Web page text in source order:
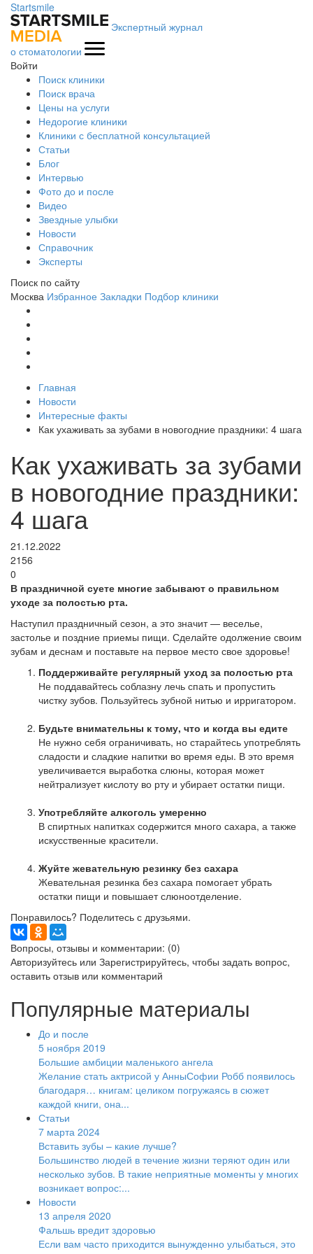
Startsmile
Экспертный журнал
о стоматологии
Войти
Поиск клиники
Поиск врача
Цены на услуги
Недорогие клиники
Клиники с бесплатной консультацией
Статьи
Блог
Интервью
Фото до и после
Видео
Звездные улыбки
Новости
Справочник
Эксперты
Поиск по сайту
Москва Избранное Закладки Подбор клиники
Главная
Новости
Интересные факты
Как ухаживать за зубами в новогодние праздники: 4 шага
Как ухаживать за зубами
в новогодние праздники:
4 шага
21.12.2022
2156
0
В праздничной суете многие забывают о правильном
уходе за полостью рта.
Наступил праздничный сезон, а это значит — веселье,
застолье и поздние приемы пищи. Сделайте одолжение своим
зубам и деснам и поставьте на первое место свое здоровье!
Поддерживайте регулярный уход за полостью рта
Не поддавайтесь соблазну лечь спать и пропустить
чистку зубов. Пользуйтесь зубной нитью и ирригатором.
Будьте внимательны к тому, что и когда вы едите
Не нужно себя ограничивать, но старайтесь употреблять
сладости и сладкие напитки во время еды. В это время
увеличивается выработка слюны, которая может
нейтрализует кислоту во рту и убирает остатки пищи.
Употребляйте алкоголь умеренно
В спиртных напитках содержится много сахара, а также
искусственные красители.
Жуйте жевательную резинку без сахара
Жевательная резинка без сахара помогает убрать
остатки пищи и повышает слюноотделение.
Понравилось? Поделитесь с друзьями.
Вопросы, отзывы и комментарии: (0)
Авторизуйтесь или Зарегистрируйтесь, чтобы задать вопрос,
оставить отзыв или комментарий
Популярные материалы
До и после
5 ноября 2019
Большие амбиции маленького ангела
Желание стать актрисой у АнныСофии Робб появилось
благодаря… книгам: целиком погружаясь в сюжет
каждой книги, она...
Статьи
7 марта 2024
Вставить зубы – какие лучше?
Большинство людей в течение жизни теряют один или
несколько зубов. В такие неприятные моменты у многих
возникает вопрос:...
Новости
13 апреля 2020
Фальшь вредит здоровью
Если вам часто приходится вынужденно улыбаться, это